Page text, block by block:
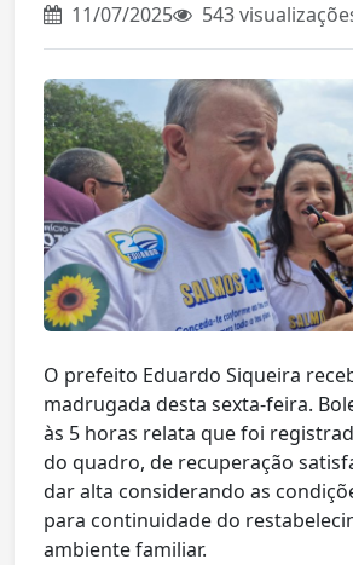
11/07/2025 543
O prefeito Eduardo Siqueira
madrugada desta sexta-feira.
às 5 horas relata que foi
do quadro, de recuperação
dar alta considerando as
para continuidade do
ambiente familiar.